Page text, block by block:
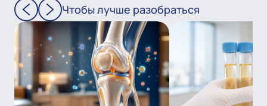
Чтобы лучше разобраться